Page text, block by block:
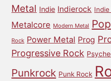
Metal Indie Indierock Indie
Metalcore Modern Metal Pop
Rock Power Metal Prog
Progressive Rock
Punkrock Punk Rock